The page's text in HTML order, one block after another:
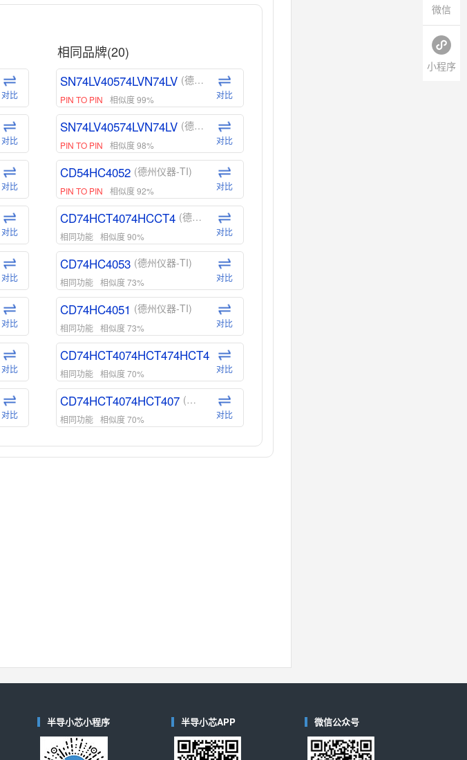
对比
对比
对比
对比
对比
对比
对比
对比
对比
相同品牌(20)
SN74LV40574LVN74LV (德州仪器-TI)
PIN TO PIN 相似度 99% 对比
SN74LV40574LVN74LV (德州仪器-TI)
PIN TO PIN 相似度 98% 对比
CD54HC4052 (德州仪器-TI)
PIN TO PIN 相似度 92% 对比
CD74HCT4074HCCT4 (德州仪器-TI)
相同功能 相似度 90% 对比
CD74HC4053 (德州仪器-TI)
相同功能 相似度 73% 对比
CD74HC4051 (德州仪器-TI)
相同功能 相似度 73% 对比
CD74HCT4074HCT474HCT4 (德州仪器-TI)
相同功能 相似度 70% 对比
CD74HCT4074HCT407 (德州仪器-TI)
相同功能 相似度 70% 对比
CD74HCT4D74HDCT40 (德州仪器-TI)
对比
半导小芯小程序 半导小芯APP 微信公众号
微信
小程序